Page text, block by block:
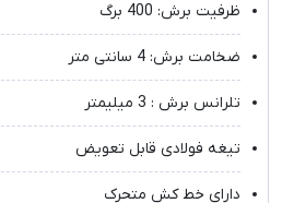
ظرفیت برش: 400 برگ
ضخامت برش: 4 سانتی متر
تلرانس برش : 3 میلیمتر
تیغه فولادی قابل تعویض
دارای خط کش متحرک